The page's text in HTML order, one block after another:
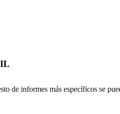
informes más específicos se